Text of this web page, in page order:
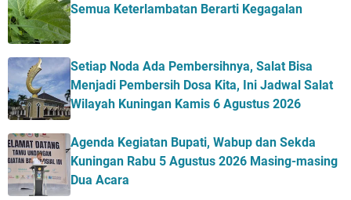
Semua Keterlambatan Berarti Kegagalan
Setiap Noda Ada Pembersihnya, Salat Bisa
Menjadi Pembersih Dosa Kita, Ini Jadwal Salat
Wilayah Kuningan Kamis 6 Agustus 2026
Agenda Kegiatan Bupati, Wabup dan Sekda
Kuningan Rabu 5 Agustus 2026 Masing-masing
Dua Acara